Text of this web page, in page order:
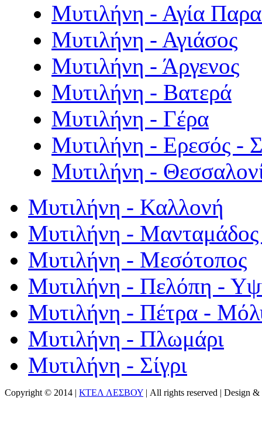
Μυτιλήνη - Αγία
Μυτιλήνη - Αγιάσος
Μυτιλήνη - Άργενος
Μυτιλήνη - Βατερά
Μυτιλήνη - Γέρα
Μυτιλήνη - Ερεσός -
Μυτιλήνη -
Μυτιλήνη - Καλλονή
Μυτιλήνη - Μανταμάδος
Μυτιλήνη - Μεσότοπος
Μυτιλήνη - Πελόπη -
Μυτιλήνη - Πέτρα -
Μυτιλήνη - Πλωμάρι
Μυτιλήνη - Σίγρι
Copyright © 2014 | ΚΤΕΛ ΛΕΣΒΟΥ | All rights reserved | Design &